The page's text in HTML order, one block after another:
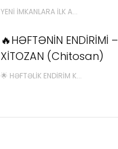
YENI İMKANLARA İLK A...
🔥HƏFTƏNİN ENDİRİMİ –
XİTOZAN (Chitosan)
🌟 HƏFTƏLIK ENDIRIM K...